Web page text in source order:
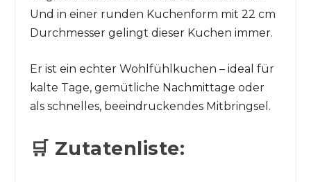
Und in einer runden Kuchenform mit 22 cm
Durchmesser gelingt dieser Kuchen immer.
Er ist ein echter Wohlfühlkuchen – ideal für
kalte Tage, gemütliche Nachmittage oder
als schnelles, beeindruckendes Mitbringsel.
🛒 Zutatenliste: